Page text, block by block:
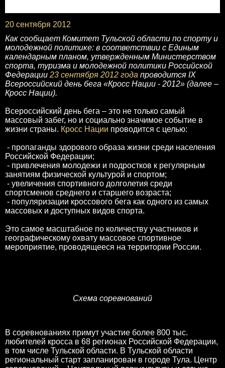
20 сентября 2012
Как сообщает Комитет Тульской области по спорту и
молодежной политике: в соответствии с Единым
календарным планом, утвержденным Министерством
спорта, туризма и молодежной политики Российской
Федерации 23 сентября 2012 года проводится IX
Всероссийский день бега «Кросс Нации - 2012» (далее –
Кросс Нации).
Всероссийский день бега – это не только самый
массовый забег, но и социально значимое событие в
жизни страны. Кросс Нации проводится с целью:
- пропаганды здорового образа жизни среди населения
Российской Федерации;
- привлечения молодежи и подростков к регулярным
занятиям физической культурой и спортом;
- увеличения спортивного долголетия среди
спортсменов среднего и старшего возраста;
- популяризации кроссового бега как одного из самых
массовых и доступных видов спорта.
Это самое масштабное по количеству участников и
географическому охвату массовое спортивное
мероприятие, проводящееся на территории России.
Схема соревнований
В соревнованиях примут участие более 800 тыс.
любителей кросса в 68 регионах Российской Федерации,
в том числе Тульской области. В Тульской области
региональный старт запланирован в городе Тула. Центр